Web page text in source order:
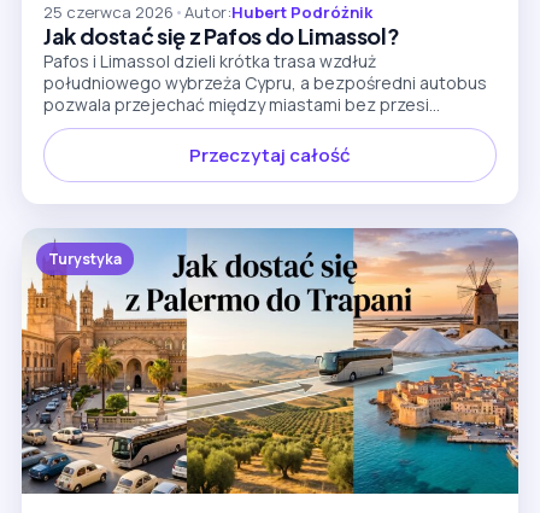
25 czerwca 2026 •Autor:Hubert Podróżnik
Jak dostać się z Pafos do Limassol?
Pafos i Limassol dzieli krótka trasa wzdłuż
południowego wybrzeża Cypru, a bezpośredni autobus
pozwala przejechać między miastami bez przesi...
Przeczytaj całość
Turystyka